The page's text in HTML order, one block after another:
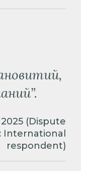
(Dispute
International
respondent)